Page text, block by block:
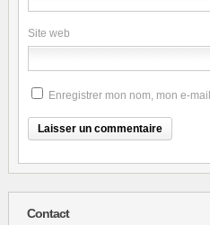
Site web
Enregistrer mon nom, mon e-
Contact